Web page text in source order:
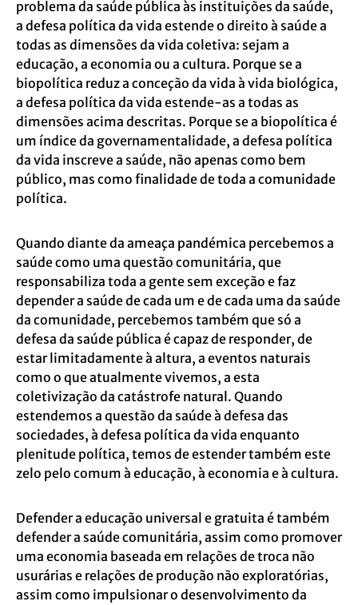
problema da saúde pública às instituições da saúde,
a defesa política da vida estende o direito à saúde a
todas as dimensões da vida coletiva: sejam a
educação, a economia ou a cultura. Porque se a
biopolítica reduz a conceção da vida à vida biológica,
a defesa política da vida estende-as a todas as
dimensões acima descritas. Porque se a biopolítica é
um índice da governamentalidade, a defesa política
da vida inscreve a saúde, não apenas como bem
público, mas como finalidade de toda a comunidade
política.
Quando diante da ameaça pandémica percebemos a
saúde como uma questão comunitária, que
responsabiliza toda a gente sem exceção e faz
depender a saúde de cada um e de cada uma da saúde
da comunidade, percebemos também que só a
defesa da saúde pública é capaz de responder, de
estar limitadamente à altura, a eventos naturais
como o que atualmente vivemos, a esta
coletivização da catástrofe natural. Quando
estendemos a questão da saúde à defesa das
sociedades, à defesa política da vida enquanto
plenitude política, temos de estender também este
zelo pelo comum à educação, à economia e à cultura.
Defender a educação universal e gratuita é também
defender a saúde comunitária, assim como promover
uma economia baseada em relações de troca não
usurárias e relações de produção não exploratórias,
assim como impulsionar o desenvolvimento da